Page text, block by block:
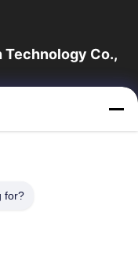
Technology Co.,
en exporteur van
volledige lijn van
for?